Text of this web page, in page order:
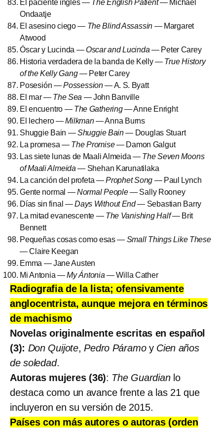
El paciente inglés — The English Patient— Michael
Ondaatje
El asesino ciego — The Blind Assassin — Margaret
Atwood
Óscar y Lucinda —Oscar and Lucinda — Peter Carey
Historia verdadera de la banda de Kelly — True History
of the Kelly Gang— Peter Carey
Posesión —Possession— A. S. Byatt
El mar — The Sea — John Banville
El encuentro — The Gathering— Anne Enright
El lechero —Milkman— Anna Burns
Shuggie Bain —Shuggie Bain— Douglas Stuart
La promesa — The Promise— Damon Galgut
Las siete lunas de Maali Almeida — The Seven Moons
of Maali Almeida — Shehan Karunatilaka
La canción del profeta —Prophet Song — Paul Lynch
Gente normal —Normal People— Sally Rooney
Días sin final —Days Without End— Sebastian Barry
La mitad evanescente — The Vanishing Half— Brit
Bennett
Pequeñas cosas como esas — Small Things Like These
— Claire Keegan
Emma — Jane Austen
Mi Antonia —My Ántonia — Willa Cather
Radiografia de la lista; ofensivamente
anglocentrista, aunque mejora en términos
de machismo
Novelas originalmente escritas en español
(3): Don Quijote,Pedro Páramo y Cien años
de soledad.
Autoras mujeres (36): The Guardianlo
destaca como un avance frente a las 21 que
incluyeron en su versión de 2015.
Países con más autores o autoras (orden